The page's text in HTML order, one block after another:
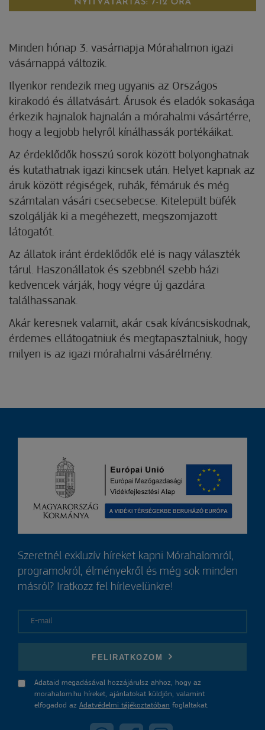
Minden hónap 3. vasárnapja Mórahalmon igazi
vásárnappá változik.
Ilyenkor rendezik meg ugyanis az Országos
kirakodó és állatvásárt. Árusok és eladók sokasága
érkezik hajnalok hajnalán a mórahalmi vásártérre,
hogy a legjobb helyről kínálhassák portékáikat.
Az érdeklődők hosszú sorok között bolyonghatnak
és kutathatnak igazi kincsek után. Helyet kapnak az
áruk között régiségek, ruhák, fémáruk és még
számtalan vásári csecsebecse. Kitelepült büfék
szolgálják ki a megéhezett, megszomjazott
látogatót.
Az állatok iránt érdeklődők elé is nagy választék
tárul. Haszonállatok és szebbnél szebb házi
kedvencek várják, hogy végre új gazdára
találhassanak.
Akár keresnek valamit, akár csak kíváncsiskodnak,
érdemes ellátogatniuk és megtapasztalniuk, hogy
milyen is az igazi mórahalmi vásárélmény.
Szeretnél exkluzív híreket kapni Mórahalomról,
programokról, élményekről és még sok minden
másról? Iratkozz fel hírlevelünkre!
FELIRATKOZOM
Adataid megadásával hozzájárulsz ahhoz, hogy az
morahalom.hu híreket, ajánlatokat küldjön, valamint
elfogadod az Adatvédelmi tájékoztatóban foglaltakat.